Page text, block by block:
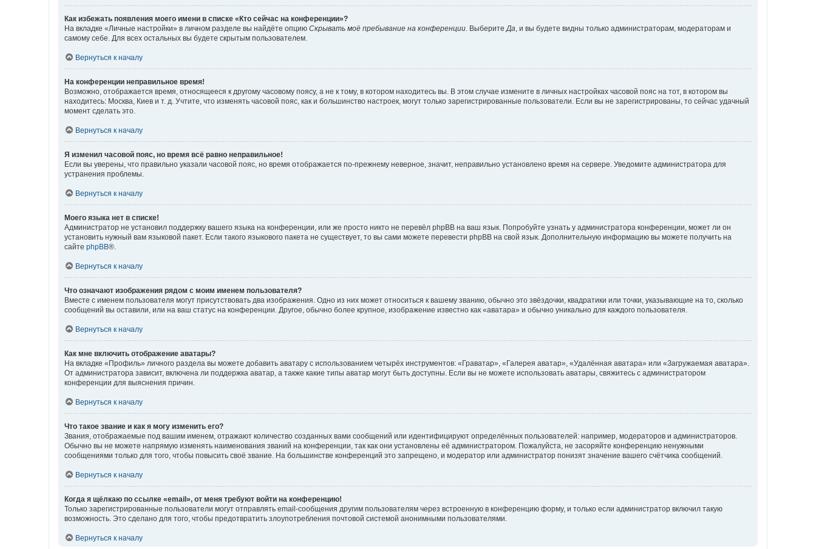
Как избежать появления моего имени в списке «Кто сейчас на конференции»?
На вкладке «Личные настройки» в личном разделе вы найдёте опцию Скрывать моё пребывание на конференции . Выберите Да , и вы будете видны только администраторам, модераторам и
самому себе. Для всех остальных вы будете скрытым пользователем.
Вернуться к началу
На конференции неправильное время!
Возможно, отображается время, относящееся к другому часовому поясу, а не к тому, в котором находитесь вы. В этом случае измените в личных настройках часовой пояс на тот, в котором вы
находитесь: Москва, Киев и т. д. Учтите, что изменять часовой пояс, как и большинство настроек, могут только зарегистрированные пользователи. Если вы не зарегистрированы, то сейчас удачный
момент сделать это.
Вернуться к началу
Я изменил часовой пояс, но время всё равно неправильное!
Если вы уверены, что правильно указали часовой пояс, но время отображается по-прежнему неверное, значит, неправильно установлено время на сервере. Уведомите администратора для
устранения проблемы.
Вернуться к началу
Моего языка нет в списке!
Администратор не установил поддержку вашего языка на конференции, или же просто никто не перевёл phpBB на ваш язык. Попробуйте узнать у администратора конференции, может ли он
установить нужный вам языковой пакет. Если такого языкового пакета не существует, то вы сами можете перевести phpBB на свой язык. Дополнительную информацию вы можете получить на
сайте phpBB®.
Вернуться к началу
Что означают изображения рядом с моим именем пользователя?
Вместе с именем пользователя могут присутствовать два изображения. Одно из них может относиться к вашему званию, обычно это звёздочки, квадратики или точки, указывающие на то, сколько
сообщений вы оставили, или на ваш статус на конференции. Другое, обычно более крупное, изображение известно как «аватара» и обычно уникально для каждого пользователя.
Вернуться к началу
Как мне включить отображение аватары?
На вкладке «Профиль» личного раздела вы можете добавить аватару с использованием четырёх инструментов: «Граватар», «Галерея аватар», «Удалённая аватара» или «Загружаемая аватара».
От администратора зависит, включена ли поддержка аватар, а также какие типы аватар могут быть доступны. Если вы не можете использовать аватары, свяжитесь с администратором
конференции для выяснения причин.
Вернуться к началу
Что такое звание и как я могу изменить его?
Звания, отображаемые под вашим именем, отражают количество созданных вами сообщений или идентифицируют определённых пользователей: например, модераторов и администраторов.
Обычно вы не можете напрямую изменять наименования званий на конференции, так как они установлены её администратором. Пожалуйста, не засоряйте конференцию ненужными
сообщениями только для того, чтобы повысить своё звание. На большинстве конференций это запрещено, и модератор или администратор понизят значение вашего счётчика сообщений.
Вернуться к началу
Когда я щёлкаю по ссылке «email», от меня требуют войти на конференцию!
Только зарегистрированные пользователи могут отправлять email-сообщения другим пользователям через встроенную в конференцию форму, и только если администратор включил такую
возможность. Это сделано для того, чтобы предотвратить злоупотребления почтовой системой анонимными пользователями.
Вернуться к началу